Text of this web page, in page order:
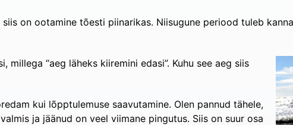
on ootamine tõesti piinarikas. Niisugune periood tuleb
“aeg läheks kiiremini edasi”. Kuhu see aeg siis
kui lõpptulemuse saavutamine. Olen pannud tähele,
ja jäänud on veel viimane pingutus. Siis on suur osa